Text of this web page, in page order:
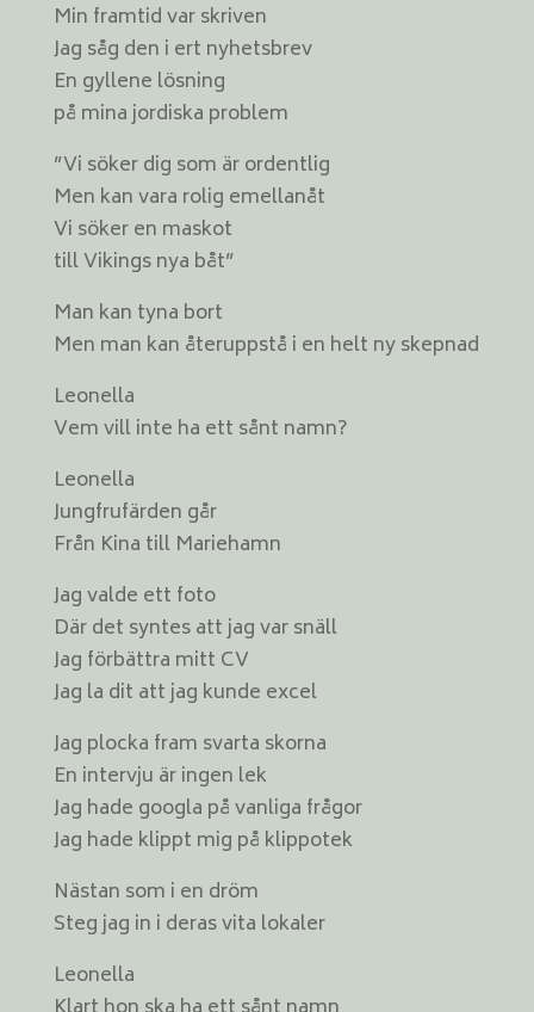
Min framtid var skriven
Jag såg den i ert nyhetsbrev
En gyllene lösning
på mina jordiska problem
”Vi söker dig som är ordentlig
Men kan vara rolig emellanåt
Vi söker en maskot
till Vikings nya båt”
Man kan tyna bort
Men man kan återuppstå i en helt ny skepnad
Leonella
Vem vill inte ha ett sånt namn?
Leonella
Jungfrufärden går
Från Kina till Mariehamn
Jag valde ett foto
Där det syntes att jag var snäll
Jag förbättra mitt CV
Jag la dit att jag kunde excel
Jag plocka fram svarta skorna
En intervju är ingen lek
Jag hade googla på vanliga frågor
Jag hade klippt mig på klippotek
Nästan som i en dröm
Steg jag in i deras vita lokaler
Leonella